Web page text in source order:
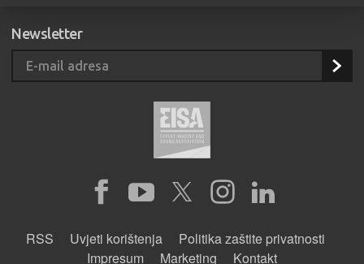
Newsletter
RSS Uvjeti korištenja
Politika zaštite privatnosti
Impresum
Marketing Kontakt